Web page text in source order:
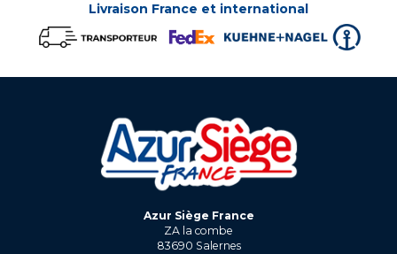
Livraison France et international
Azur Siège France
ZA la combe
83690 Salernes